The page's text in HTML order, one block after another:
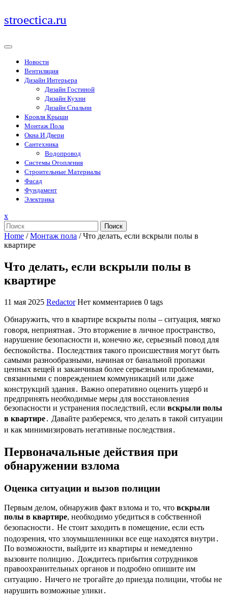
Перейти
к
stroectica.ru
Новости
Вентиляция
Дизайн Интерьера
Дизайн Гостиной
Дизайн Кухни
Дизайн Спальни
Кровля Крыши
Монтаж Пола
Окна И Двери
Сантехника
Водопровод
Системы Отопления
Строительные Материалы
Фасад
Фундамент
Электрика
xЗакрыть
меню
Поиск
Home /Монтаж пола /Что делать, если вскрыли полы в
квартире
Что делать, если вскрыли полы в
квартире
11 мая 2025 Redactor Нет комментариев 0 tags
Обнаружить, что в квартире вскрыты полы – ситуация, мягко
говоря, неприятная․ Это вторжение в личное пространство,
нарушение безопасности и, конечно же, серьезный повод для
беспокойства․ Последствия такого происшествия могут быть
самыми разнообразными, начиная от банальной пропажи
ценных вещей и заканчивая более серьезными проблемами,
связанными с повреждением коммуникаций или даже
конструкций здания․ Важно оперативно оценить ущерб и
предпринять необходимые меры для восстановления
безопасности и устранения последствий, если вскрыли полы
в квартире․ Давайте разберемся, что делать в такой ситуации
и как минимизировать негативные последствия․
Первоначальные действия при
обнаружении взлома
Оценка ситуации и вызов полиции
Первым делом, обнаружив факт взлома и то, что вскрыли
полы в квартире, необходимо убедиться в собственной
безопасности․ Не стоит заходить в помещение, если есть
подозрения, что злоумышленники все еще находятся внутри․
По возможности, выйдите из квартиры и немедленно
вызовите полицию․ Дождитесь прибытия сотрудников
правоохранительных органов и подробно опишите им
ситуацию․ Ничего не трогайте до приезда полиции, чтобы не
нарушить возможные улики․